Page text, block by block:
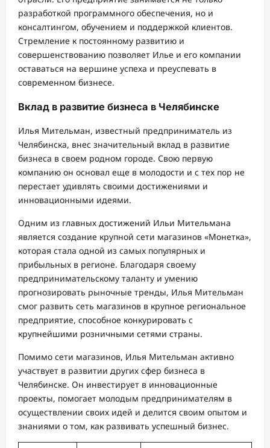
разработкой программного обеспечения, но и
консалтингом, обучением и поддержкой клиентов.
Стремление к постоянному развитию и
совершенствованию позволяет Илье и его компании
оставаться на вершине успеха и преуспевать в
современном бизнесе.
Вклад в развитие бизнеса в Челябинске
Илья Мительман, известный предприниматель из
Челябинска, внес значительный вклад в развитие
бизнеса в своем родном городе. Свою первую
компанию он основал еще в молодости и с тех пор не
перестает удивлять своими достижениями и
инновационными идеями.
Одним из главных достижений Ильи Мительмана
является создание крупной сети магазинов «Монетка»,
которая стала одной из самых популярных и
прибыльных в регионе. Благодаря своему
предпринимательскому таланту и умению
прогнозировать рыночные тренды, Илья Мительман
смог развить сеть магазинов в крупное региональное
предприятие, способное конкурировать с
крупнейшими розничными сетями страны.
Помимо сети магазинов, Илья Мительман активно
участвует в развитии других сфер бизнеса в
Челябинске. Он инвестирует в инновационные
проекты, помогает молодым предпринимателям в
осуществлении своих идей и делится своим опытом и
знаниями о том, как развивать успешный бизнес.